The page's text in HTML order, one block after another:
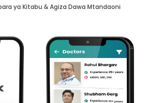
ya Kitabu & Agiza Dawa Mtandaoni